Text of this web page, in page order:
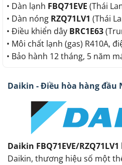
• Dàn lạnh FBQ71EVE (Thái
• Dàn nóng RZQ71LV1 (Thái
• Điều khiển dây BRC1E63
• Môi chất lạnh (gas) R410A,
• Bảo hành 12 tháng, 5 năm
Daikin - Điều hòa hàng đầu
Daikin FBQ71EVE/RZQ71LV1
Daikin, thương hiệu số một